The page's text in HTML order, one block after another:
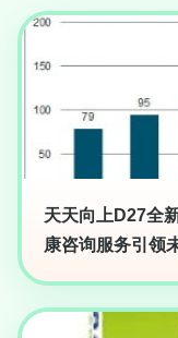
天天向上D27全
康咨询服务引领